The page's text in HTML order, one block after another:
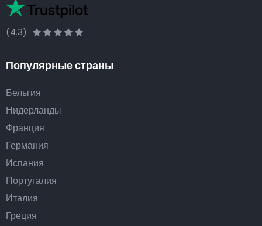
(4.3)
Популярные страны
Бельгия
Нидерланды
Франция
Германия
Испания
Португалия
Италия
Греция